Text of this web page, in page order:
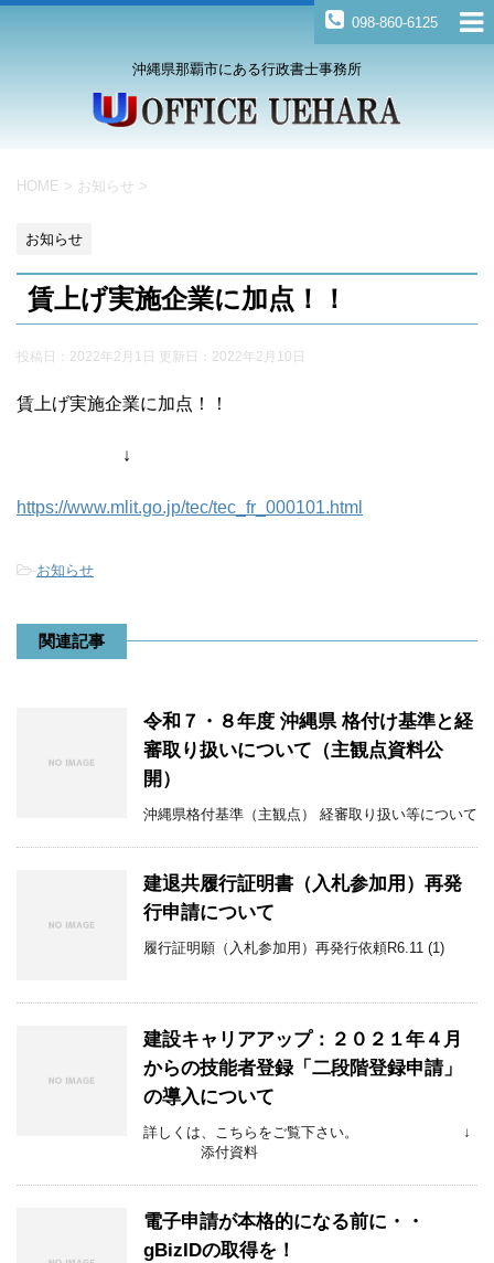
098-860-6125
沖縄県那覇市にある行政書士事務所
HOME > お知らせ >
お知らせ
賃上げ実施企業に加点！！
投稿日：2022年2月1日 更新日： 2022年2月10日
賃上げ実施企業に加点！！
↓
https://www.mlit.go.jp/tec/tec_fr_000101.html
-お知らせ
関連記事
令和７・８年度 沖縄県 格付け基準と経
審取り扱いについて（主観点資料公
開）
沖縄県格付基準（主観点） 経審取り扱い等について
建退共履行証明書（入札参加用）再発
行申請について
履行証明願（入札参加用）再発行依頼R6.11 (1)
建設キャリアアップ：２０２１年４月
からの技能者登録「二段階登録申請」
の導入について
詳しくは、こちらをご覧下さい。 ↓
添付資料
電子申請が本格的になる前に・・
gBizIDの取得を！